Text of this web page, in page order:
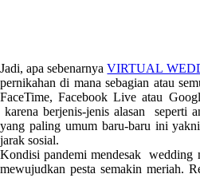
Jadi, apa sebenarnyaVIRTUAL
pernikahan di mana sebagian atau
FaceTime, Facebook Live atau
karena berjenis-jenis alasan seperti
yang paling umum baru-baru ini
jarak sosial.
Kondisi pandemi mendesak wedding
mewujudkan pesta semakin meriah.